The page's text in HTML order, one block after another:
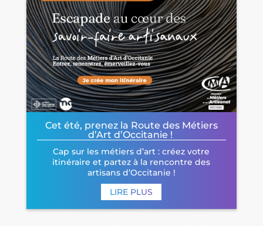
Cet été, prenez la Route des Métiers
d’Art d’Occitanie !
Cap sur les métiers d’art : créez votre
itinéraire et partez à la rencontre des
artisans d’Occitanie !
LIRE PLUS